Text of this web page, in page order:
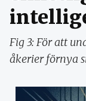
Fig 3: För att
åkerier förnya